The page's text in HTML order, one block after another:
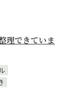
理できていま